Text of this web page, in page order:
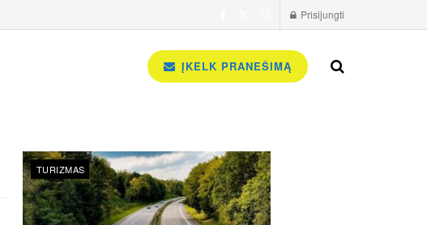
Prisijungti
ĮKELK PRANEŠIMĄ
TURIZMAS